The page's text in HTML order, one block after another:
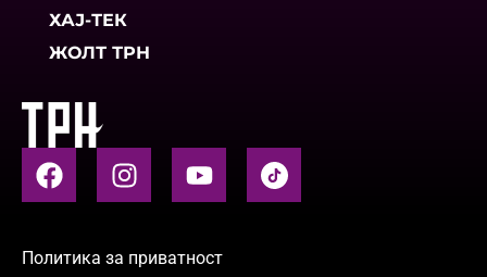
ХАЈ-ТЕК
ЖОЛТ ТРН
Политика за приватност